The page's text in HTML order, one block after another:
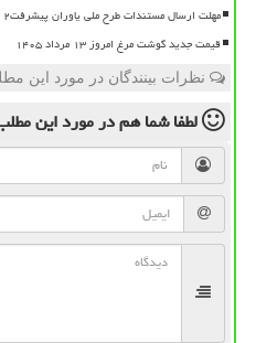
مهلت ارسال مستندات طرح ملی یاوران پیشرفت۲ تا ۲۰ مرداد تمدید گردید
قیمت جدید گوشت مرغ امروز ۱۳ مرداد ۱۴۰۵
نظرات بینندگان در مورد این
لطفا شما همدر مورد این